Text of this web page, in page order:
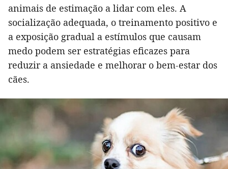
animais de estimação a lidar com eles. A
socialização adequada, o treinamento positivo e
a exposição gradual a estímulos que causam
medo podem ser estratégias eficazes para
reduzir a ansiedade e melhorar o bem-estar dos
cães.